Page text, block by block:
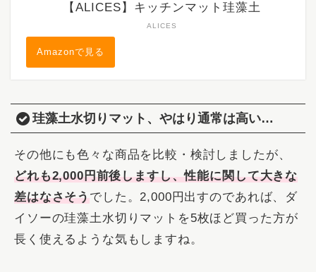
【ALICES】キッチンマット珪藻土
ALICES
Amazonで見る
珪藻土水切りマット、やはり通常は高い…
その他にも色々な商品を比較・検討しましたが、
どれも2,000円前後しますし、性能に関して大きな
差はなさそうでした。2,000円出すのであれば、ダ
イソーの珪藻土水切りマットを5枚ほど買った方が
長く使えるような気もしますね。